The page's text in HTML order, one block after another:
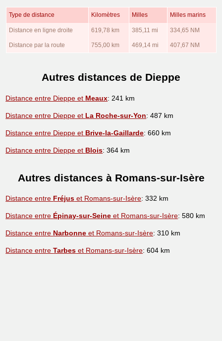
Type de distance Kilomètres Milles Milles marins
Distance en ligne droite 619,78 km 385,11 mi 334,65 NM
Distance par la route 755,00 km 469,14 mi 407,67 NM
Autres distances de Dieppe
Distance entre Dieppe et Meaux: 241 km
Distance entre Dieppe et La Roche-sur-Yon: 487 km
Distance entre Dieppe et Brive-la-Gaillarde: 660 km
Distance entre Dieppe et Blois: 364 km
Autres distances à Romans-sur-Isère
Distance entre Fréjus et Romans-sur-Isère: 332 km
Distance entre Épinay-sur-Seine et Romans-sur-Isère: 580 km
Distance entre Narbonne et Romans-sur-Isère: 310 km
Distance entreTarbes et Romans-sur-Isère: 604 km